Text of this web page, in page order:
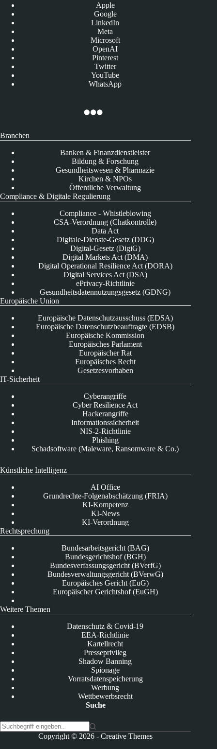
Apple
Google
LinkedIn
Meta
Microsoft
OpenAI
Pinterest
Twitter
YouTube
WhatsApp
Branchen
Banken & Finanzdienstleister
Bildung & Forschung
Gesundheitswesen & Pharmazie
Kirchen & NPOs
Öffentliche Verwaltung
Compliance & Digitale Regulierung
Compliance - Whistleblowing
CSA-Verordnung (Chatkontrolle)
Data Act
Digitale-Dienste-Gesetz (DDG)
Digital-Gesetz (DigiG)
Digital Markets Act (DMA)
Digital Operational Resilience Act (DORA)
Digital Services Act (DSA)
ePrivacy-Richtlinie
Gesundheitsdatennutzungsgesetz (GDNG)
Europäische Union
Europäische Datenschutzausschuss (EDSA)
Europäische Datenschutzbeauftragte (EDSB)
Europäische Kommission
Europäisches Parlament
Europäischer Rat
Europäisches Recht
Gesetzesvorhaben
IT-Sicherheit
Cyberangriffe
Cyber Resilience Act
Hackerangriffe
Informationssicherheit
NIS-2-Richtlinie
Phishing
Schadsoftware (Maleware, Ransomware & Co.)
Künstliche Intelligenz
AI Office
Grundrechte-Folgenabschätzung (FRIA)
KI-Kompetenz
KI-News
KI-Verordnung
Rechtsprechung
Bundesarbeitsgericht (BAG)
Bundesgerichtshof (BGH)
Bundesverfassungsgericht (BVerfG)
Bundesverwaltungsgericht (BVerwG)
Europäisches Gericht (EuG)
Europäischer Gerichtshof (EuGH)
Weitere Themen
Datenschutz & Covid-19
EEA-Richtlinie
Kartellrecht
Presseprivileg
Shadow Banning
Spionage
Vorratsdatenspeicherung
Werbung
Wettbewerbsrecht
Suche
Copyright © 2026 -Creative Themes